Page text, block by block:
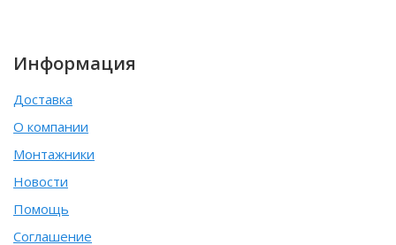
Информация
Доставка
О компании
Монтажники
Новости
Помощь
Соглашение